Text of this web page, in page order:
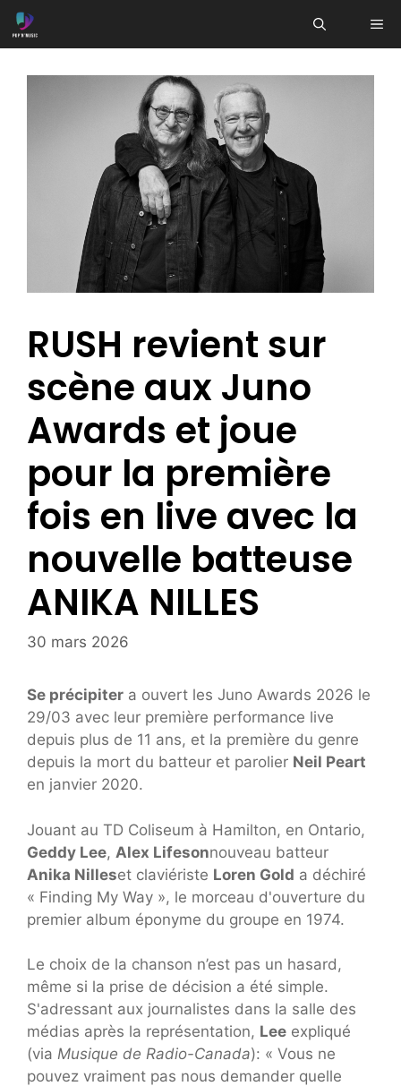
Aller
au
RUSH revient sur
scène aux Juno
Awards et joue
pour la première
fois en live avec la
nouvelle batteuse
ANIKA NILLES
30 mars 2026
Se précipiter a ouvert les Juno Awards 2026 le
29/03 avec leur première performance live
depuis plus de 11 ans, et la première du genre
depuis la mort du batteur et parolier Neil Peart
en janvier 2020.
Jouant au TD Coliseum à Hamilton, en Ontario,
Geddy Lee, Alex Lifesonnouveau batteur
Anika Nilleset claviériste Loren Gold a déchiré
« Finding My Way », le morceau d'ouverture du
premier album éponyme du groupe en 1974.
Le choix de la chanson n’est pas un hasard,
même si la prise de décision a été simple.
S'adressant aux journalistes dans la salle des
médias après la représentation, Lee expliqué
(via Musique de Radio-Canada): « Vous ne
pouvez vraiment pas nous demander quelle